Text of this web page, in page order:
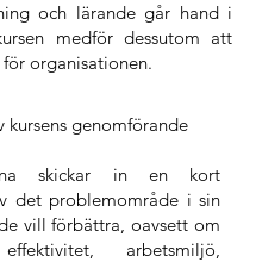
och lärande går hand i
medför dessutom att
organisationen.
kursens genomförande
skickar in en kort
det problemområde i sin
vill förbättra, oavsett om
arbetsmiljö,